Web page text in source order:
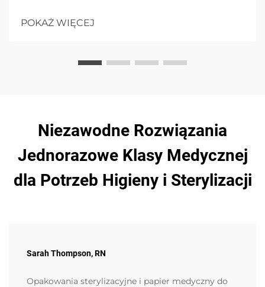
higienę, wygodę pacjenta i kontrolę zakażeń dzięki
opcjom o wysokim pochłanianiu.
POKAŻ WIĘCEJ
Niezawodne Rozwiązania
Jednorazowe Klasy Medycznej
dla Potrzeb Higieny i Sterylizacji
Sarah Thompson, RN
Opakowania sterylizacyjne i papier medyczny do